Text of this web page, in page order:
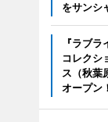
をサンシ
『ラブ
コレクシ
ス（秋葉
オープン！